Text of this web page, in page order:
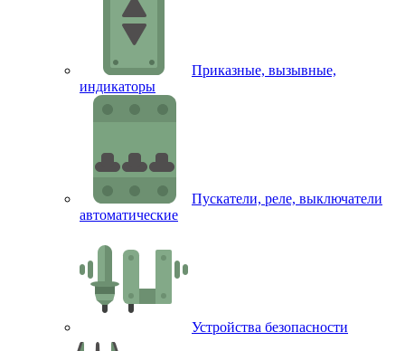
Приказные, вызывные,
индикаторы
Пускатели, реле, выключатели
автоматические
Устройства безопасности